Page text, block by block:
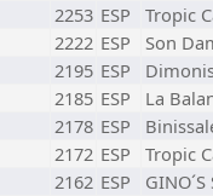
2253 ESP
Tropic
2222 ESP
Son
2195 ESP
2185 ESP
La
2178 ESP
2172 ESP
Tropic
2162 ESP